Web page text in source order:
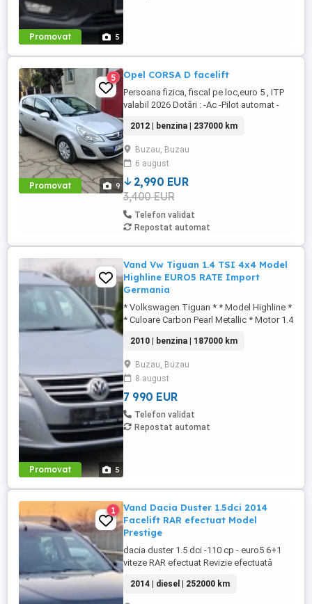
Promovat 5
Promovat 9
5 Opel CORSA D facelift
Persoana fizica, fiscal pe loc,euro 5 , ITP
valabil 2026 Dotări : -Ac -Pilot automat -
-Volan reglabil -Oglinzi electrice -Senzori
parcare -Inchidere centralizata -Iso fyx
scaune copii -Geamuri electrice fata -
Computer bord ( range, consum
instant,etc) -Cd ...
2012 | benzina | 237000 km
Buzau, Buzau
6 august
2,990 EUR
3,400 EUR
Telefon validat
Repostat automat
Promovat 5
Vand Vw Tiguan 1.4 TSI 4x4 Model
Highline EURO5 RATE Import
Germania
* Volkswagen Tiguan * * Model Highline *
* Culoare Carbon Pearl Metallic * Motor 1.4
manuala 5+1 viteze * Sistem audio
Navigatie Color Volkswagen Touchscreen
cd mp3 Aux USB Card * Sistem audio cu
12 difuzoare * Tapiserie velur impecabila
* Incalzire ...
2010 | benzina | 187000 km
Buzau, Buzau
8 august
7 990 EUR
Telefon validat
Repostat automat
1
Vand Dacia Duster 1.5dci 2014
Facelift RAR efectuat Model
Prestige
dacia duster 1.5 dci -110 cp - euro5 6+1
viteze RAR efectuat Revizie efectuată
filtre, baterie noua.. Model Prestige
Tapiserie piele cu incalzire scaune
2014 | diesel | 252000 km